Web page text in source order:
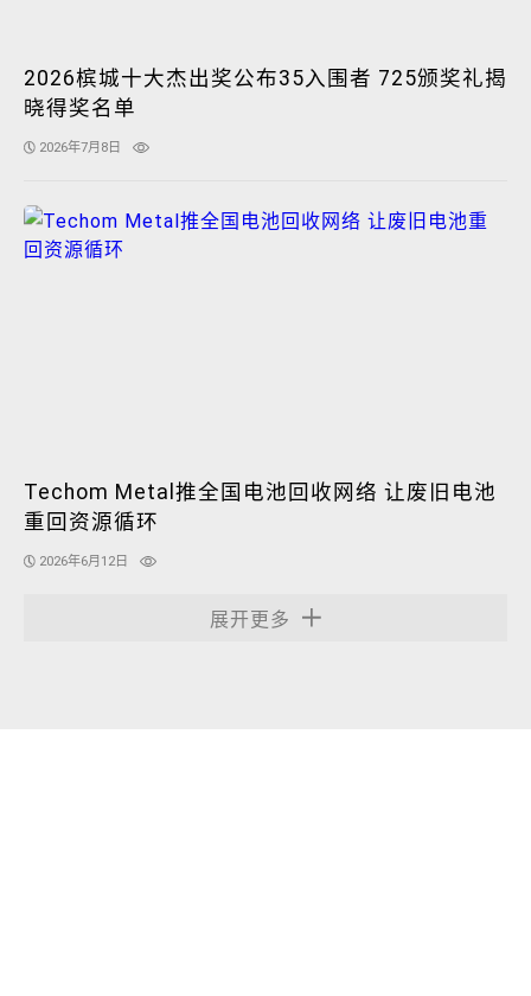
2026槟城十大杰出奖公布35入围者 725颁奖礼揭
晓得奖名单
2026年7月8日
Techom Metal推全国电池回收网络 让废旧电池
重回资源循环
2026年6月12日
展开更多